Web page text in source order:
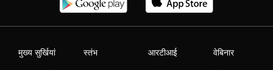
मुख्य सुर्खियां स्तंभ आरटीआई वेबिनार